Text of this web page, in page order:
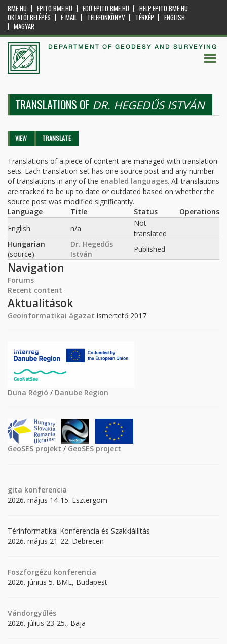
BME.HU EPITO.BME.HU EDU.EPITO.BME.HU
HELP.EPITO.BME.HU
OKTATÓI BELÉPÉS
E-MAIL TELEFONKÖNYV TÉRKÉP
ENGLISH
MAGYAR
DEPARTMENT OF GEODESY AND SURVEYING
TRANSLATIONS OF DR. HEGEDŰS ISTVÁN
Primary tabs
VIEW TRANSLATE
Translations of a piece of content are managed with translation
sets. Each translation set has one source post and any number
of translations in any of the enabled languages. All translations
are tracked to be up to date or outdated based on whether the
source post was modified significantly.
Language
Title Status
Operations
English
n/a
Not
translated
Hungarian
(source)
Dr. Hegedűs
István
Published
Navigation
Forums
Recent content
Aktualitások
Geoinformatikai ágazat ismertető 2017
Duna Régió / Danube Region
GeoSES projekt / GeoSES project
gita konferencia
2026. május 14-15. Esztergom
Térinformatikai Konferencia és Szakkiállítás
2026. május 21-22. Debrecen
Foszforgézu konferencia
2026. június 5. BME, Budapest
Vándorgyűlés
2026. július 23-25., Baja